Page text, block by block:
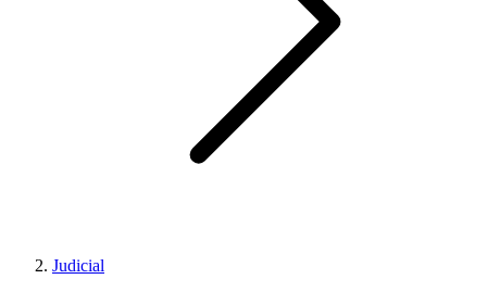
Judicial